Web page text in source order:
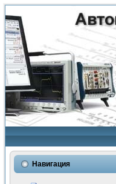
Навигация